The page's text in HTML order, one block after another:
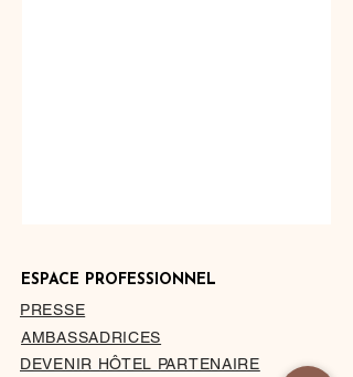
ESPACE PROFESSIONNEL
PRESSE
AMBASSADRICES
DEVENIR HÔTEL PARTENAIRE